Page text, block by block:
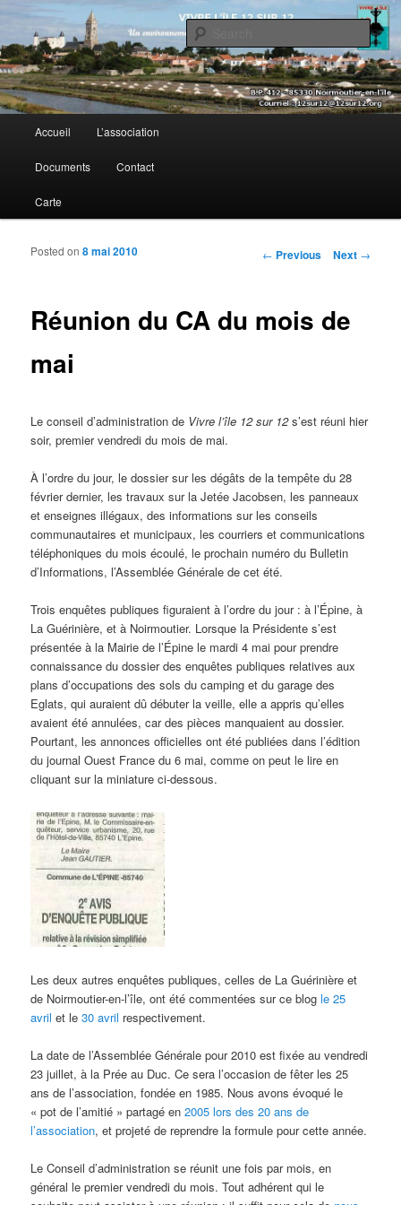
Vivre l’île 12 sur 12
Skip to primary content
Skip to secondary content
Accueil L’association
Documents Contact
Carte
Post navigation
← Previous Next →
Réunion du CA du mois de
mai
Posted on8 mai 2010
Le conseil d’administration de Vivre l’île 12 sur 12s’est réuni hier
soir, premier vendredi du mois de mai.
À l’ordre du jour, le dossier sur les dégâts de la tempête du 28
février dernier, les travaux sur la Jetée Jacobsen, les panneaux
et enseignes illégaux, des informations sur les conseils
communautaires et municipaux, les courriers et communications
téléphoniques du mois écoulé, le prochain numéro du Bulletin
d’Informations, l’Assemblée Générale de cet été.
Trois enquêtes publiques figuraient à l’ordre du jour : à l’Épine, à
La Guérinière, et à Noirmoutier. Lorsque la Présidente s’est
présentée à la Mairie de l’Épine le mardi 4 mai pour prendre
connaissance du dossier des enquêtes publiques relatives aux
plans d’occupations des sols du camping et du garage des
Eglats, qui auraient dû débuter la veille, elle a appris qu’elles
avaient été annulées, car des pièces manquaient au dossier.
Pourtant, les annonces officielles ont été publiées dans l’édition
du journal Ouest France du 6 mai, comme on peut le lire en
cliquant sur la miniature ci-dessous.
Les deux autres enquêtes publiques, celles de La Guérinière et
de Noirmoutier-en-l’île, ont été commentées sur ce blogle 25
avril et le30 avril respectivement.
La date de l’Assemblée Générale pour 2010 est fixée au vendredi
23 juillet, à la Prée au Duc. Ce sera l’occasion de fêter les 25
ans de l’association, fondée en 1985. Nous avons évoqué le
« pot de l’amitié » partagé en 2005 lors des 20 ans de
l’association, et projeté de reprendre la formule pour cette année.
Le Conseil d’administration se réunit une fois par mois, en
général le premier vendredi du mois. Tout adhérent qui le